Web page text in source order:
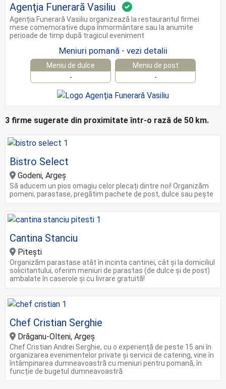
Agenţia Funerară Vasiliu
Agenția Funerară Vasiliu organizează la restaurantul firmei
mese comemorative dupa înmormântare sau la anumite
perioade de timp după tragicul eveniment
Meniuri pomană - vezi detalii
Meniu de dulce
-
Meniu de post
-
3 firme sugerate din proximitate într-o rază de 50 km.
Bistro Select
Godeni, Argeș
Să aducem un pios omagiu celor plecați dintre noi! Organizăm
pomeni, parastase, pregătim pachete de post, dulce sau pește
Cantina Stanciu
Pitești
Organizăm parastase atât în incinta cantinei, cât și la domiciliul
solicitantului, oferim meniuri de parastas (de dulce și de post)
ambalate în caserole și cu livrare gratuită!
Chef Cristian Serghie
Drăganu-Olteni, Argeș
Chef Cristian Andrei Serghie, cu o experiență de peste 15 ani în
organizarea evenimentelor private și servicii de catering, vine în
întâmpinarea dumneavoastră cu meniuri pentru pomană, în
funcție de bugetul dumneavoastră